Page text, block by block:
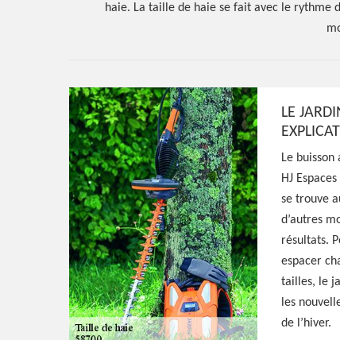
Hoerter Joseph Elagage 58
Entreprise
Arzembouy
haie. La taille de haie se fait avec le rythme
LE
Le
HJ
se trouve
d’autres
résultats.
espacer
tailles, le
les
de l’hiver.